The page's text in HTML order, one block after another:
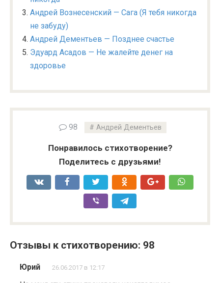
Андрей Вознесенский — Сага (Я тебя никогда
не забуду)
Андрей Дементьев — Позднее счастье
Эдуард Асадов — Не жалейте денег на
здоровье
98 Андрей Дементьев
Понравилось стихотворение?
Поделитесь с друзьями!
Отзывы к стихотворению: 98
Юрий 26.06.2017 в 12:17